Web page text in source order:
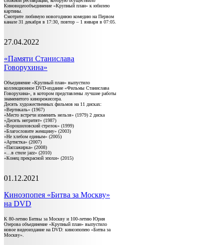
Киновидеообъединение «Крупный план» к юбилею
картины.
Смотрите любимую новогоднюю комедию на Первом
канале 31 декабря в 17:30, повтор – 1 января в 07:05.
27.04.2022
«Памяти Станислава
Говорухина»
Объединение «Крупный план» выпустило
коллекционное DVD-издание «Фильмы Станислава
Говорухина», в котором представлены лучшие работы
знаменитого кинорежиссера.
Десять художественных фильмов на 11 дисках:
«Вертикаль» (1967)
«Место встречи изменить нельзя» (1979) 2 диска
«Десять негритят» (1987)
«Ворошиловский стрелок» (1999)
«Благословите женщину» (2003)
«Не хлебом единым» (2005)
«Артистка» (2007)
«Пассажирка» (2008)
«…в стиле jazz» (2010)
«Конец прекрасной эпохи» (2015)
01.12.2021
Киноэпопея «Битва за Москву»
на DVD
К 80-летию Битвы за Москву и 100-летию Юрия
Озерова объединение «Крупный план» выпустило
новое видеоиздание на DVD: киноэпопею «Битва за
Москву».